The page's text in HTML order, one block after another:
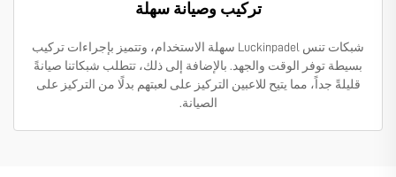
تركيب وصيانة سهلة
شبكات تنس Luckinpadel سهلة الاستخدام، وتتميز بإجراءات تركيب
بسيطة توفر الوقت والجهد. بالإضافة إلى ذلك، تتطلب شبكاتنا صيانةً
قليلةً جداً، مما يتيح للاعبين التركيز على لعبتهم بدلًا من التركيز على
الصيانة.